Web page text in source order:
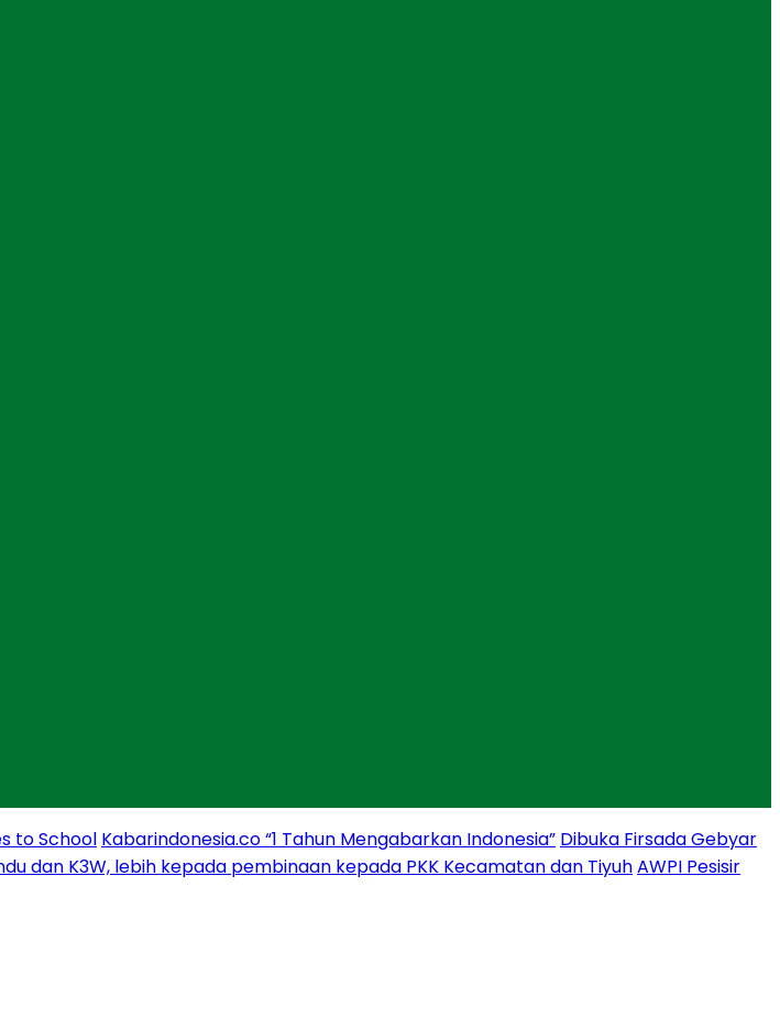
to School Kabarindonesia.co “1 Tahun Mengabarkan Indonesia” Dibuka Firsada Gebyar
dan K3W, lebih kepada pembinaan kepada PKK Kecamatan dan TiyuhAWPI Pesisir